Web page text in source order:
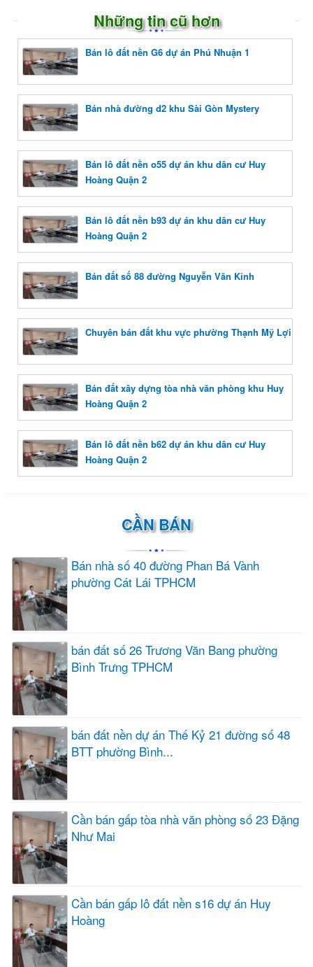
Những tin cũ hơn
Bán lô đất nền G6 dự án Phú Nhuận 1
Bán nhà đường d2 khu Sài Gòn Mystery
Bán lô đất nền o55 dự án khu dân cư Huy
Hoàng Quận 2
Bán lô đất nền b93 dự án khu dân cư Huy
Hoàng Quận 2
Bán đất số 88 đường Nguyễn Văn Kỉnh
Chuyên bán đất khu vực phường Thạnh Mỹ Lợi
Bán đất xây dựng tòa nhà văn phòng khu Huy
Hoàng Quận 2
Bán lô đất nền b62 dự án khu dân cư Huy
Hoàng Quận 2
CẦN BÁN
Bán nhà số 40 đường Phan Bá Vành
phường Cát Lái TPHCM
bán đất số 26 Trương Văn Bang phường
Bình Trưng TPHCM
bán đất nền dự án Thế Kỷ 21 đường số 48
BTT phường Bình...
Cần bán gấp tòa nhà văn phòng số 23 Đặng
Như Mai
Cần bán gấp lô đất nền s16 dự án Huy
Hoàng